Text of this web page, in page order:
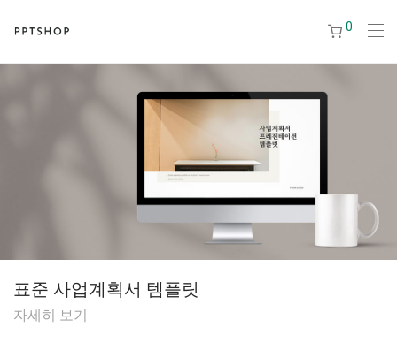
0
표준 사업계획서 템플릿
자세히 보기